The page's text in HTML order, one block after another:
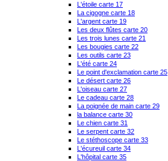
L'étoile carte 17
La cigogne carte 18
L'argent carte 19
Les deux flûtes carte 20
Les trois lunes carte 21
Les bougies carte 22
Les outils carte 23
L'été carte 24
Le point d'exclamation carte 25
Le désert carte 26
L'oiseau carte 27
Le cadeau carte 28
La poignée de main carte 29
la balance carte 30
Le chien carte 31
Le serpent carte 32
Le stéthoscope carte 33
L'écureuil carte 34
L'hôpital carte 35